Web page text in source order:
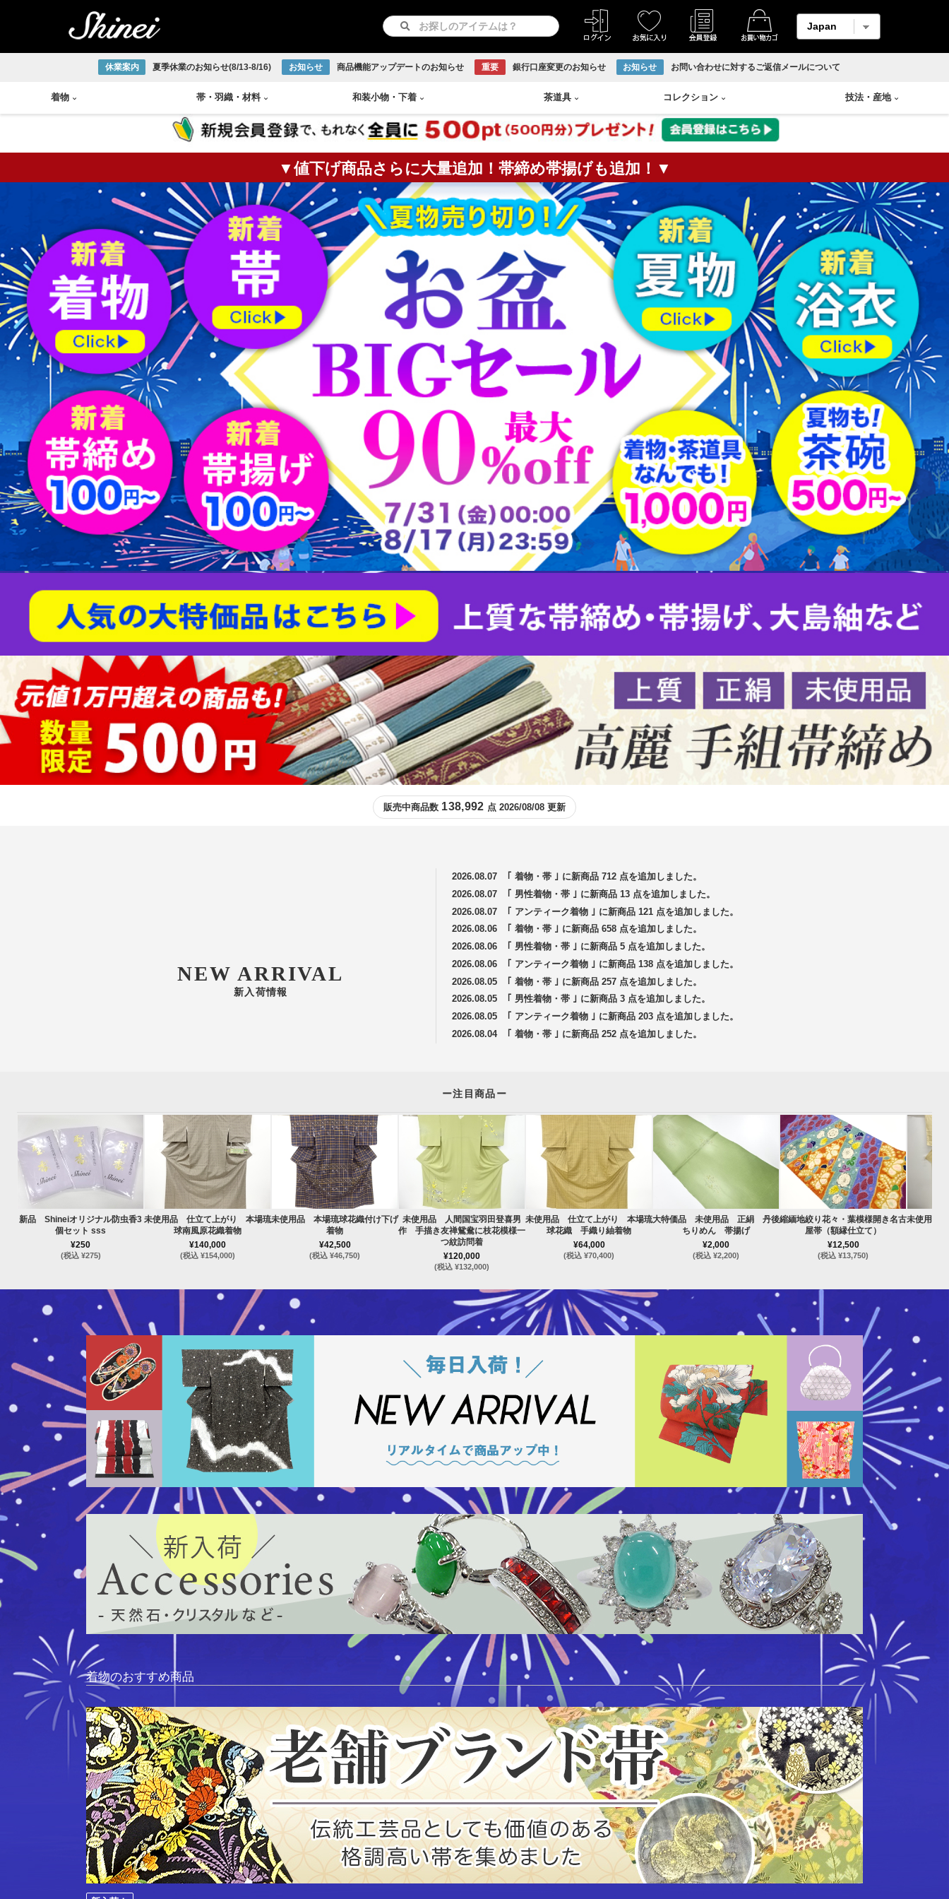
休業案内 夏季休業のお知らせ(8/13-8/16) お知らせ 商品機能アップデートのお知らせ 重要 銀行口座変更のお知らせ お知らせ お問い合わせに対するご返信メールについて
着物
小紋着物 紬着物
色無地着物 大正ロマン着物
浴衣
紋つき色無地 付け下げ
留袖
リサイクル振袖・打掛
着物 羽織
男物帯 長襦袢
アンサンブル
羽織紐 下駄
足袋 その他
帯 ・ 羽織 ・ 材料
アンティーク半幅帯 アンティーク袋帯
アンティーク名古屋帯 アンティーク丸帯
新品/リサイクル半幅帯 新品/リサイクル袋帯
新品/リサイクル名古屋帯 新品/リサイクル丸帯
男物帯
リサイクル羽織 リサイクル道行コート
リサイクル道中着 リサイクル雨コート
大正ロマン羽織
縮緬・錦紗 柄メイン生地
紬生地 麻生地
材料用反物 材料用洗い張り
はぎれ
和装小物 ・ 下着
帯締め 帯揚げ
半衿 伊達締め
草履 下駄
バッグ 足袋
ショール 扇子
櫛・かんざし
アクセサリー
長襦袢 和装下着 リサイクル反物 ホームコート
茶道具
茶碗 火入
莨盆
茶箱
花台
皆具
釜
風炉
炉釜
炉縁
棚
屏風
水指
薄茶器
茶入
杓
縁高
菓子器
建水
蓋置
炭道具
敷板
袱紗
急須 鉄瓶
茶托
香炉 香合
香盆 花瓶
壷
コレクション
掛軸 書画
中国画
天然石/パワーストーン
Baccarat Swarovski
WEDGWOOD
技法 ・ 産地
琉球織物 宮古上布
大島紬 結城紬
本場正藍泥染 ひげ紬
節紬 80/100亀甲
綴れ 友禅(手描き／金彩)
型染 すくい織
相良刺繍 汕頭蘇州刺繍
螺鈿 京紅型
古伊万里焼 伊賀焼 古曽部焼
虫明焼 赤膚焼
丹波焼
京焼 九谷焼
出石焼
平戸焼
志野焼
有田焼
朝日焼 楽山焼
瀬戸焼
益子焼
相馬焼
砥部焼
粟田焼 紀州焼
織部焼
薩摩焼
赤膚山焼 鍋島焼
阿漕焼
高取焼
尾戸焼 布志名焼 無名異焼
輪島塗り 山中塗り
漆塗り 蒔絵
朱漆塗
▼値下げ商品さらに大量追加！帯締め帯揚げも追加！▼
販売中商品数 138,992 点 2026/08/08 更新
NEW ARRIVAL
新入荷情報
2026.08.07
｢ 着物・帯 ｣ に新商品 712 点を追加しました。
2026.08.07
｢ 男性着物・帯 ｣ に新商品 13 点を追加しました。
2026.08.07
｢ アンティーク着物 ｣ に新商品 121 点を追加しました。
2026.08.06
｢ 着物・帯 ｣ に新商品 658 点を追加しました。
2026.08.06
｢ 男性着物・帯 ｣ に新商品 5 点を追加しました。
2026.08.06
｢ アンティーク着物 ｣ に新商品 138 点を追加しました。
2026.08.05
｢ 着物・帯 ｣ に新商品 257 点を追加しました。
2026.08.05
｢ 男性着物・帯 ｣ に新商品 3 点を追加しました。
2026.08.05
｢ アンティーク着物 ｣ に新商品 203 点を追加しました。
2026.08.04
｢ 着物・帯 ｣ に新商品 252 点を追加しました。
ー注目商品ー
新品 Shineiオリジナル防虫香3
個セット sss
¥250
(税込 ¥275)
未使用品 仕立て上がり 本場琉
球南風原花織着物
¥140,000
(税込 ¥154,000)
未使用品 本場琉球花織付け下げ
着物
¥42,500
(税込 ¥46,750)
未使用品 人間国宝羽田登喜男
作 手描き友禅鴛鴦に枝花模様一
つ紋訪問着
¥120,000
(税込 ¥132,000)
未使用品 仕立て上がり 本場琉
球花織 手織り紬着物
¥64,000
(税込 ¥70,400)
大特価品 未使用品 正絹 丹後
ちりめん 帯揚げ
¥2,000
(税込 ¥2,200)
縮緬地絞り花々・葉模様開き名古
屋帯（額縁仕立て）
¥12,500
(税込 ¥13,750)
未使用品
着物のおすすめ商品